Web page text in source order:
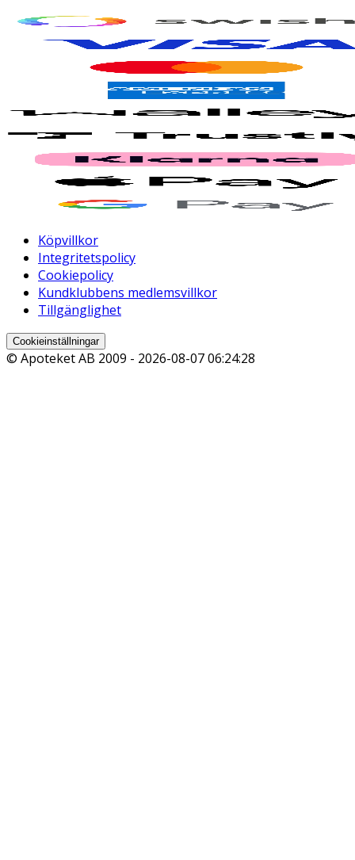
Köpvillkor
Integritetspolicy
Cookiepolicy
Kundklubbens medlemsvillkor
Tillgänglighet
Cookieinställningar
© Apoteket AB 2009 - 2026-08-07 06:24:28